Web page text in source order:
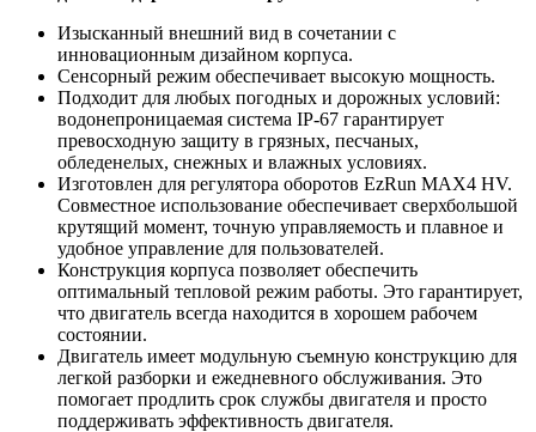
Изысканный внешний вид в сочетании с
инновационным дизайном корпуса.
Сенсорный режим обеспечивает высокую мощность.
Подходит для любых погодных и дорожных условий:
водонепроницаемая система IP-67 гарантирует
превосходную защиту в грязных, песчаных,
обледенелых, снежных и влажных условиях.
Изготовлен для регулятора оборотов EzRun MAX4 HV.
Совместное использование обеспечивает сверхбольшой
крутящий момент, точную управляемость и плавное и
удобное управление для пользователей.
Конструкция корпуса позволяет обеспечить
оптимальный тепловой режим работы. Это гарантирует,
что двигатель всегда находится в хорошем рабочем
состоянии.
Двигатель имеет модульную съемную конструкцию для
легкой разборки и ежедневного обслуживания. Это
помогает продлить срок службы двигателя и просто
поддерживать эффективность двигателя.